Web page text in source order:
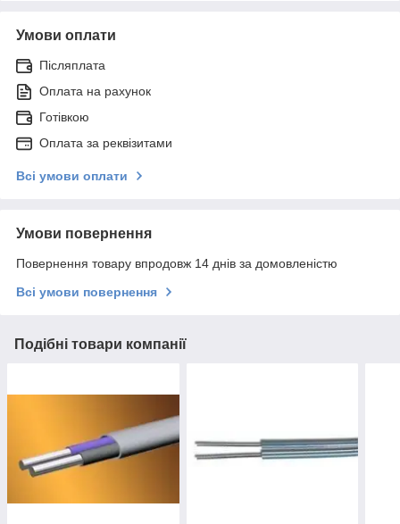
Умови оплати
Післяплата
Оплата на рахунок
Готівкою
Оплата за реквізитами
Всі умови оплати
Умови повернення
Повернення товару впродовж 14 днів за домовленістю
Всі умови повернення
Подібні товари компанії